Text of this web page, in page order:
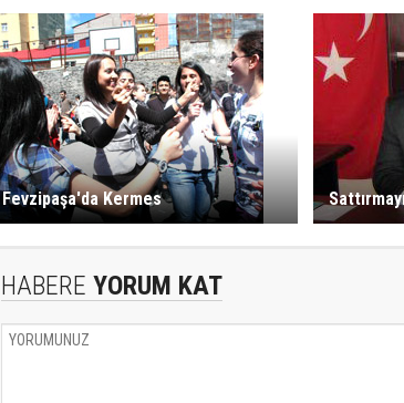
Fevzipaşa'da Kermes
HABERE YORUM KAT